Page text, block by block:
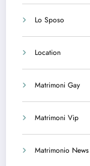
Lo Sposo
Location
Matrimoni Gay
Matrimoni Vip
Matrimonio News